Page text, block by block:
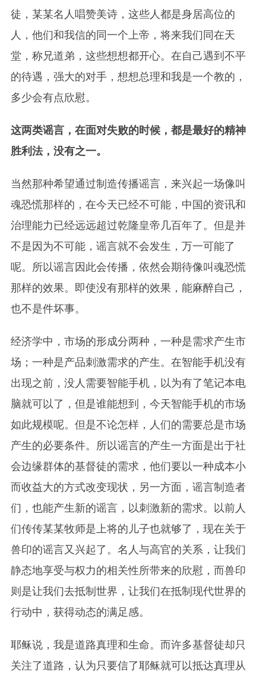
徒，某某名人唱赞美诗，这些人都是身居高位的
人，他们和我信的同一个上帝，将来我们同在天
堂，称兄道弟，这些想想都开心。在自己遇到不平
的待遇，强大的对手，想想总理和我是一个教的，
多少会有点欣慰。
这两类谣言，在面对失败的时候，都是最好的精神
胜利法，没有之一。
当然那种希望通过制造传播谣言，来兴起一场像叫
魂恐慌那样的，在今天已经不可能，中国的资讯和
治理能力已经远远超过乾隆皇帝几百年了。但是并
不是因为不可能，谣言就不会发生，万一可能了
呢。所以谣言因此会传播，依然会期待像叫魂恐慌
那样的效果。即使没有那样的效果，能麻醉自己，
也不是件坏事。
经济学中，市场的形成分两种，一种是需求产生市
场；一种是产品刺激需求的产生。在智能手机没有
出现之前，没人需要智能手机，以为有了笔记本电
脑就可以了，但是谁能想到，今天智能手机的市场
如此规模呢。但是不论怎样，人们的需要总是市场
产生的必要条件。所以谣言的产生一方面是出于社
会边缘群体的基督徒的需求，他们要以一种成本小
而收益大的方式改变现状，另一方面，谣言制造者
们，也能产生新的谣言，以刺激新的需求。以前人
们传传某某牧师是上将的儿子也就够了，现在关于
兽印的谣言又兴起了。名人与高官的关系，让我们
静态地享受与权力的相关性所带来的欣慰，而兽印
则是让我们去抵制世界，让我们在抵制现代世界的
行动中，获得动态的满足感。
耶稣说，我是道路真理和生命。而许多基督徒却只
关注了道路，认为只要信了耶稣就可以抵达真理从